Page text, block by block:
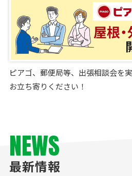
ピアゴ、郵便局等、出張相談会を
お立ち寄りください！
NEWS
最新情報